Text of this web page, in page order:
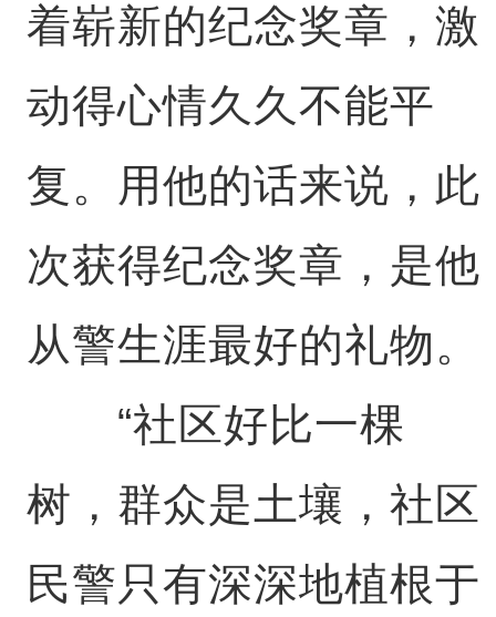
着崭新的纪念奖章，激
动得心情久久不能平
复。用他的话来说，此
次获得纪念奖章，是他
从警生涯最好的礼物。
“社区好比一棵
树，群众是土壤，社区
民警只有深深地植根于